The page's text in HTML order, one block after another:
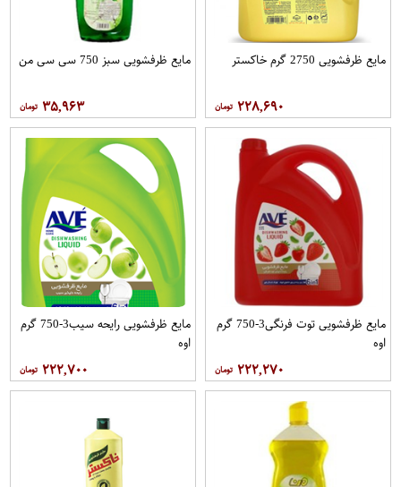
مایع ظرفشویی 2750 گرم خاکستر
۲۲۸,۶۹۰
مایع ظرفشویی سبز 750 سی سی من
۳۵,۹۶۳
مایع ظرفشویی توت فرنگی3-750 گرم
اوه
۲۲۲,۲۷۰
مایع ظرفشویی رایحه سیب3-750 گرم
اوه
۲۲۲,۷۰۰